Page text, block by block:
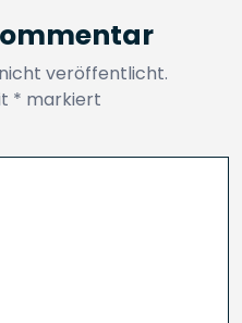
veröffentlicht.
* markiert